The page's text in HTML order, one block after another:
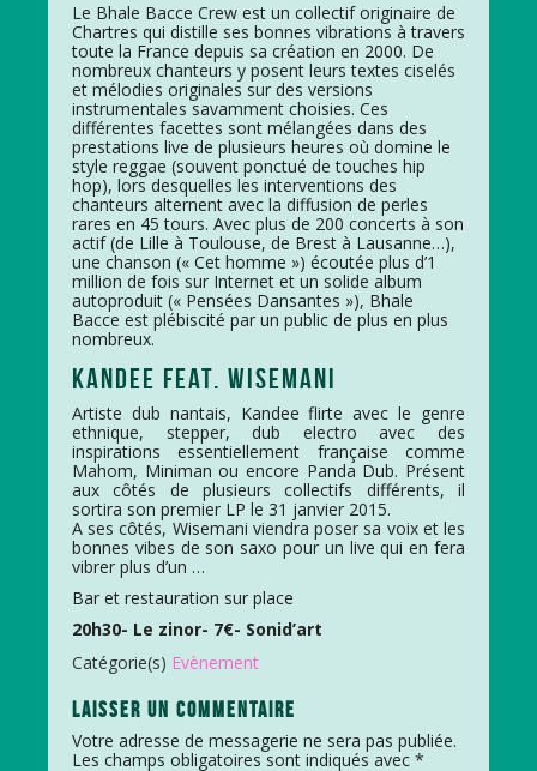
Le Bhale Bacce Crew est un collectif originaire de
Chartres qui distille ses bonnes vibrations à travers
toute la France depuis sa création en 2000. De
nombreux chanteurs y posent leurs textes ciselés
et mélodies originales sur des versions
instrumentales savamment choisies. Ces
différentes facettes sont mélangées dans des
prestations live de plusieurs heures où domine le
style reggae (souvent ponctué de touches hip
hop), lors desquelles les interventions des
chanteurs alternent avec la diffusion de perles
rares en 45 tours. Avec plus de 200 concerts à son
actif (de Lille à Toulouse, de Brest à Lausanne…),
une chanson (« Cet homme ») écoutée plus d’1
million de fois sur Internet et un solide album
autoproduit (« Pensées Dansantes »), Bhale
Bacce est plébiscité par un public de plus en plus
nombreux.
KANDEE FEAT. WISEMANI
Artiste dub nantais, Kandee flirte avec le genre
ethnique, stepper, dub electro avec des
inspirations essentiellement française comme
Mahom, Miniman ou encore Panda Dub. Présent
aux côtés de plusieurs collectifs différents, il
sortira son premier LP le 31 janvier 2015.
A ses côtés, Wisemani viendra poser sa voix et les
bonnes vibes de son saxo pour un live qui en fera
vibrer plus d’un …
Bar et restauration sur place
20h30- Le zinor- 7€- Sonid’art
Catégorie(s) Evènement
LAISSER UN COMMENTAIRE
Votre adresse de messagerie ne sera pas publiée.
Les champs obligatoires sont indiqués avec *